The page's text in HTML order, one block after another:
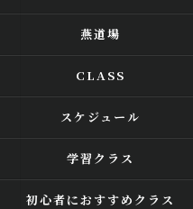
燕道場
CLASS
スケジュール
学習クラス
初心者におすすめクラス